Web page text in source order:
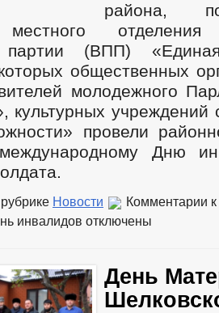
района,
местного отделения
партии (ВПП)
общественных
молодежного
учреждений
провели
Дню
Новости Комментарии
инвалидов отключены
День